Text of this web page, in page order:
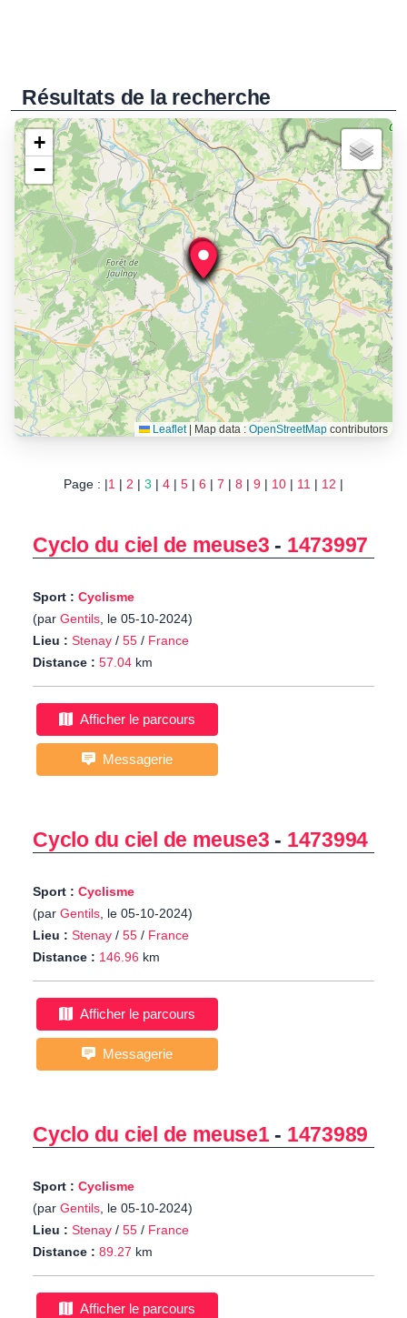
Résultats de la recherche
+
−
Leaflet Map data : OpenStreetMapcontributors
Page : |1 | 2 | 3 | 4 | 5 | 6 | 7 | 8 | 9 | 10 | 11 | 12 |
Cyclo du ciel de meuse3 - 1473997
Sport : Cyclisme
(par Gentils, le 05-10-2024)
Lieu : Stenay / 55 / France
Distance : 57.04 km
Afficher le parcours
Messagerie
Cyclo du ciel de meuse3 - 1473994
Sport : Cyclisme
(par Gentils, le 05-10-2024)
Lieu : Stenay / 55 / France
Distance : 146.96 km
Afficher le parcours
Messagerie
Cyclo du ciel de meuse1- 1473989
Sport : Cyclisme
(par Gentils, le 05-10-2024)
Lieu : Stenay / 55 / France
Distance : 89.27 km
Afficher le parcours